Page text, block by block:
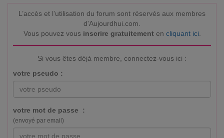
L’accès et l’utilisation du forum sont réservés aux membres
d'Aujourdhui.com.
Vous pouvez vous inscrire gratuitementen cliquant ici
Si vous êtes déjà membre, connectez-vous ici :
votre pseudo :
votre mot de passe :
(envoyé par email)